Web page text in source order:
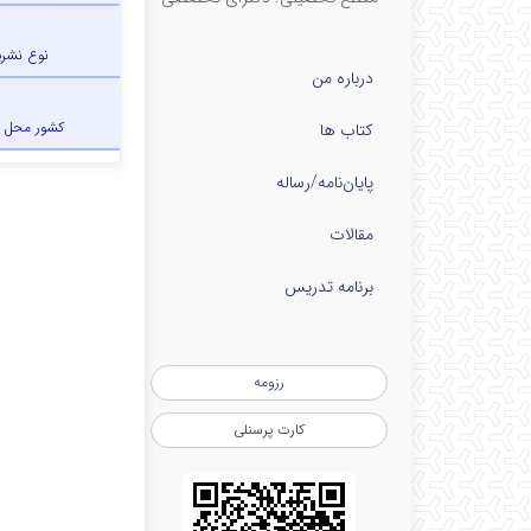
درباره من
کتاب ها
پایان‌نامه‌/رساله
مقالات
برنامه تدریس
رزومه
کارت پرسنلی
نوع
کشور